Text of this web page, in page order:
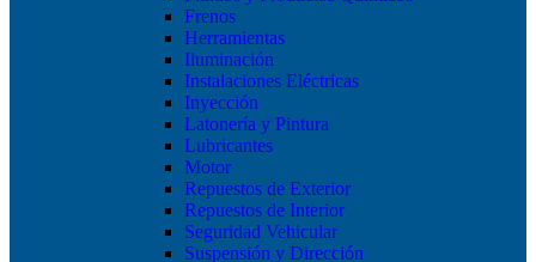
Frenos
Herramientas
Iluminación
Instalaciones Eléctricas
Inyección
Latonería y Pintura
Lubricantes
Motor
Repuestos de Exterior
Repuestos de Interior
Seguridad Vehicular
Suspensión y Dirección